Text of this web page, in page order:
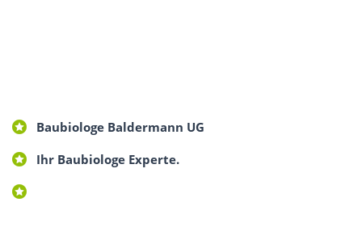
Baubiologe Baldermann UG
Ihr Baubiologe Experte.